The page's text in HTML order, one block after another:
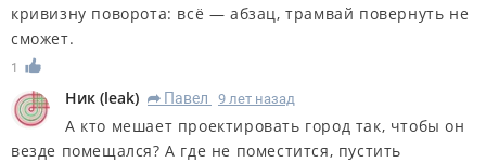
кривизну поворота: всё — абзац, трамвай повернуть не
сможет.
1
Ник (leak) R Павел 9 лет назад
А кто мешает проектировать город так, чтобы он
везде помещался? А где не поместится, пустить